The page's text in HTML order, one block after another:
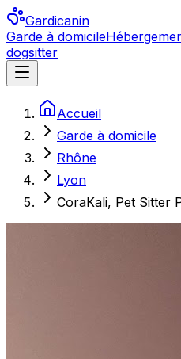
Gardicanin
Garde à domicile
dogsitter
Accueil
Garde à domicile
Rhône
Lyon
CoraKali, Pet Sitter